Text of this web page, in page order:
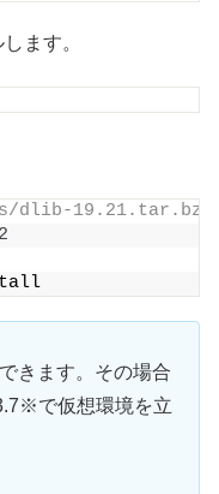
ます。
19.21.tar.bz2
きます。その場合
で仮想環境を立